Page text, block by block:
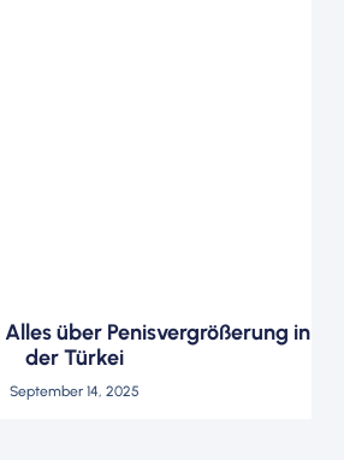
Alles über Penisvergrößerung in
der Türkei
September 14, 2025